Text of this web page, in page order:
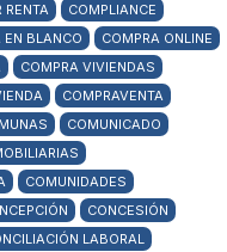
RENTA
COMPLIANCE
EN BLANCO
COMPRA ONLINE
COMPRA VIVIENDAS
COMPRAVENTA
COMUNICADO
COMUNIDADES
CONCESIÓN
LABORAL